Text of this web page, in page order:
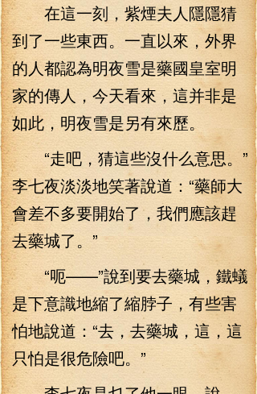
在這一刻，紫煙夫人隱隱猜
到了一些東西。一直以來，外界
的人都認為明夜雪是藥國皇室明
家的傳人，今天看來，這并非是
如此，明夜雪是另有來歷。
“走吧，猜這些沒什么意思。”
李七夜淡淡地笑著說道：“藥師大
會差不多要開始了，我們應該趕
去藥城了。”
“呃——”說到要去藥城，鐵蟻
是下意識地縮了縮脖子，有些害
怕地說道：“去，去藥城，這，這
只怕是很危險吧。”